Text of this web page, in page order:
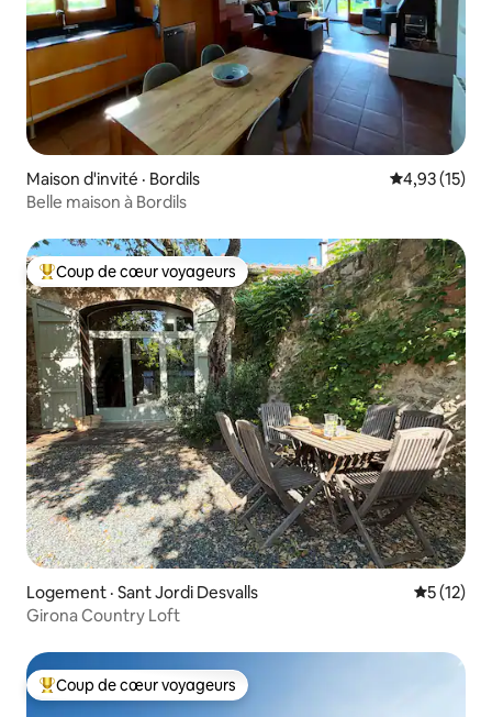
Maison d'invité · Bordils Note
4,93 (15)
Belle maison à Bordils
Coup de cœur voyageurs parmi les plus aimés
Coup de cœur voyageurs
Logement · Sant Jordi Desvalls Note
5 (12)
Girona Country Loft
Coup de cœur voyageurs parmi les plus aimés
Coup de cœur voyageurs